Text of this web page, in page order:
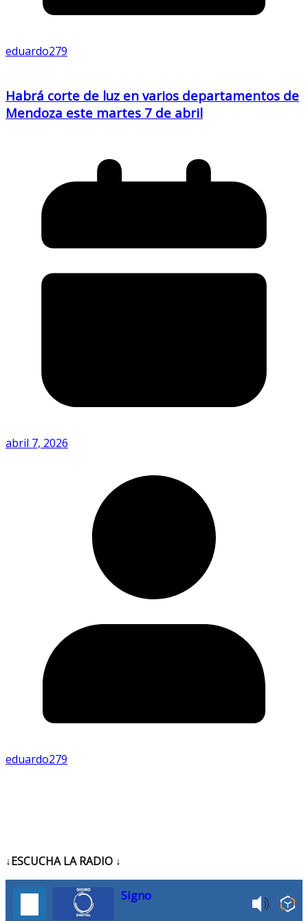
eduardo279
Habrá corte de luz en varios departamentos de
Mendoza este martes 7 de abril
abril 7, 2026
eduardo279
↓ESCUCHA LA RADIO ↓
Signo